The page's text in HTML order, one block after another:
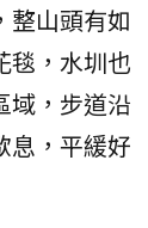
整山頭有如
毯，水圳也
域，步道沿
息，平緩好